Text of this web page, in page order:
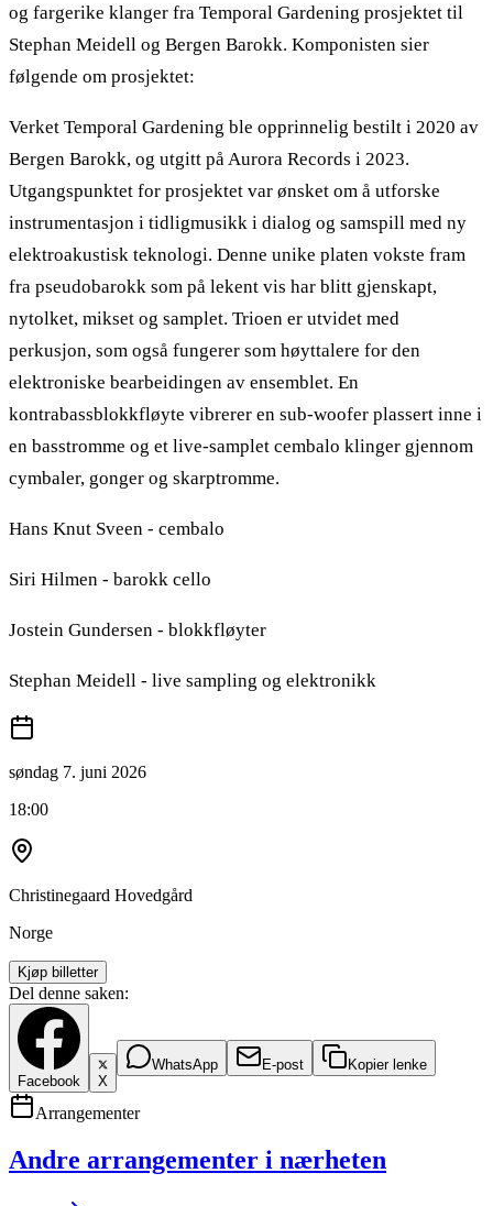
og fargerike klanger fra Temporal Gardening prosjektet til
Stephan Meidell og Bergen Barokk. Komponisten sier
følgende om prosjektet:
Verket Temporal Gardening ble opprinnelig bestilt i 2020 av
Bergen Barokk, og utgitt på Aurora Records i 2023.
Utgangspunktet for prosjektet var ønsket om å utforske
instrumentasjon i tidligmusikk i dialog og samspill med ny
elektroakustisk teknologi. Denne unike platen vokste fram
fra pseudobarokk som på lekent vis har blitt gjenskapt,
nytolket, mikset og samplet. Trioen er utvidet med
perkusjon, som også fungerer som høyttalere for den
elektroniske bearbeidingen av ensemblet. En
kontrabassblokkfløyte vibrerer en sub-woofer plassert inne i
en basstromme og et live-samplet cembalo klinger gjennom
cymbaler, gonger og skarptromme.
Hans Knut Sveen - cembalo
Siri Hilmen - barokk cello
Jostein Gundersen - blokkfløyter
Stephan Meidell - live sampling og elektronikk
søndag 7. juni 2026
18:00
Christinegaard Hovedgård
Norge
Kjøp billetter
Del denne saken:
Facebook X
WhatsApp E-post Kopier lenke
Arrangementer
Andre arrangementer i nærheten